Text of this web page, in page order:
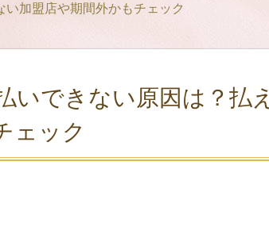
加盟店や期間外かもチェック
いできない原因は？払え
ェック